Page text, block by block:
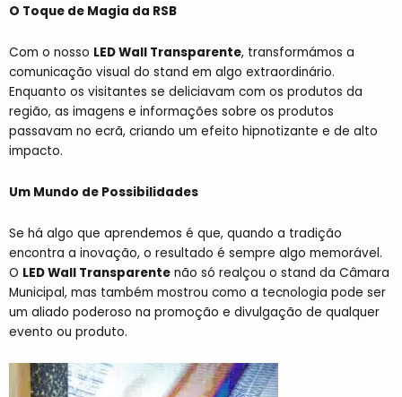
O Toque de Magia da RSB
Com o nosso LED Wall Transparente, transformámos a
comunicação visual do stand em algo extraordinário.
Enquanto os visitantes se deliciavam com os produtos da
região, as imagens e informações sobre os produtos
passavam no ecrã, criando um efeito hipnotizante e de alto
impacto.
Um Mundo de Possibilidades
Se há algo que aprendemos é que, quando a tradição
encontra a inovação, o resultado é sempre algo memorável.
O LED Wall Transparente não só realçou o stand da Câmara
Municipal, mas também mostrou como a tecnologia pode ser
um aliado poderoso na promoção e divulgação de qualquer
evento ou produto.